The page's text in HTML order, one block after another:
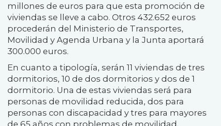
millones de euros para que esta promoción de
viviendas se lleve a cabo. Otros 432.652 euros
procederán del Ministerio de Transportes,
Movilidad y Agenda Urbana y la Junta aportará
300.000 euros.
En cuanto a tipología, serán 11 viviendas de tres
dormitorios, 10 de dos dormitorios y dos de 1
dormitorio. Una de estas viviendas será para
personas de movilidad reducida, dos para
personas con discapacidad y tres para mayores
de 65 años con problemas de movilidad.